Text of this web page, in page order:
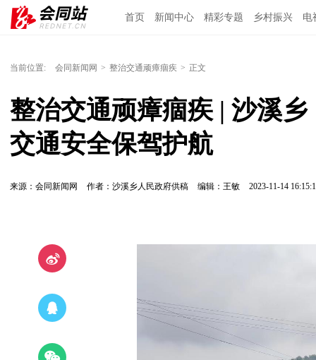
首页 新闻中心 精彩专题 乡村振兴 电
当前位置: 会同新闻网 > 整治交通顽瘴痼疾 > 正文
整治交通顽瘴痼疾 | 沙溪
交通安全保驾护航
来源：会同新闻网 作者：沙溪乡人民政府供稿 编辑：王敏 2023-11-14